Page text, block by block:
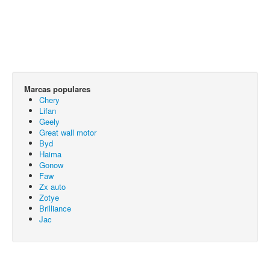
Marcas populares
Chery
Lifan
Geely
Great wall motor
Byd
Haima
Gonow
Faw
Zx auto
Zotye
Brilliance
Jac